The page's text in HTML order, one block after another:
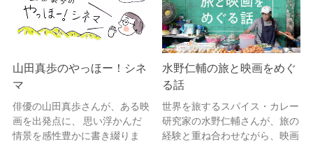
山田真歩のやっほー！シネ
マ
俳優の山田真歩さんが、ある映
画を出発点に、 思い浮かんだ
情景を感性豊かに書き綴りま
水野仁輔の旅と映画をめぐ
る話
世界を旅するスパイス・カレー
研究家の水野仁輔さんが、旅の
経験と重ね合わせながら、映画